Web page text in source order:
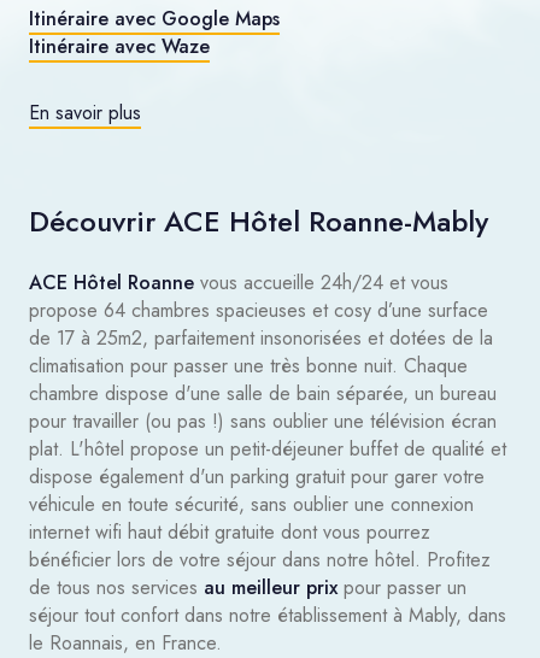
Itinéraire avec Google Maps
Itinéraire avec Waze
En savoir plus
Découvrir ACE Hôtel Roanne-Mably
ACE Hôtel Roanne vous accueille 24h/24 et vous
propose 64 chambres spacieuses et cosy d’une surface
de 17 à 25m2, parfaitement insonorisées et dotées de la
climatisation pour passer une très bonne nuit. Chaque
chambre dispose d'une salle de bain séparée, un bureau
pour travailler (ou pas !) sans oublier une télévision écran
plat. L'hôtel propose un petit-déjeuner buffet de qualité et
dispose également d'un parking gratuit pour garer votre
véhicule en toute sécurité, sans oublier une connexion
internet wifi haut débit gratuite dont vous pourrez
bénéficier lors de votre séjour dans notre hôtel. Profitez
de tous nos services au meilleur prixpour passer un
séjour tout confort dans notre établissement à Mably, dans
le Roannais, en France.